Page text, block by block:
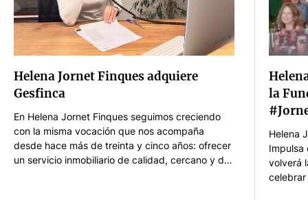
Helena Jornet Finques adquiere
Gesfinca
En Helena Jornet Finques seguimos creciendo
con la misma vocación que nos acompaña
desde hace más de treinta y cinco años: ofrecer
un servicio inmobiliario de calidad, cercano y de
la
Helena
Impulsa
volverá
celebrar